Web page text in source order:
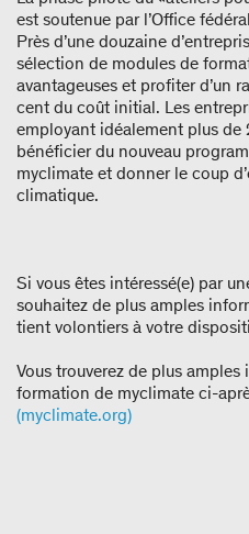
est soutenue par l’Office
Près d’une douzaine
sélection de modules de
avantageuses et profiter d’un
cent du coût initial. Les
employant idéalement plus
bénéficier du nouveau
myclimate et donner le coup
climatique.
Si vous êtes intéressé(e) par
souhaitez de plus amples
tient volontiers à votre
Vous trouverez de plus
formation de myclimate ci-
(myclimate.org)